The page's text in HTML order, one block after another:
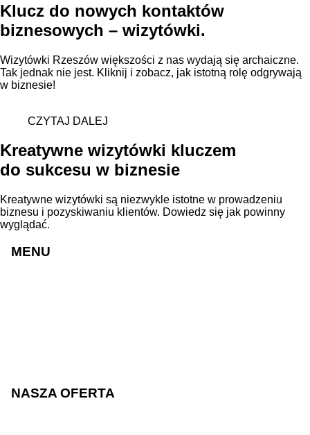
Klucz do nowych kontaktów
biznesowych – wizytówki.
Wizytówki Rzeszów większości z nas wydają się archaiczne.
Tak jednak nie jest. Kliknij i zobacz, jak istotną rolę odgrywają
w biznesie!
CZYTAJ DALEJ
Kreatywne wizytówki kluczem
do sukcesu w biznesie
Kreatywne wizytówki są niezwykle istotne w prowadzeniu
biznesu i pozyskiwaniu klientów. Dowiedz się jak powinny
wyglądać.
MENU
NASZA OFERTA